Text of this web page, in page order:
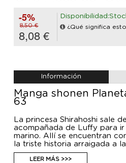
-5%
8,50 €
8,08 €
¿Qué significa
Información
Manga shonen
63
La princesa Shirahoshi sale
acompañada de Luffy para ir
marino. Allí se encuentran
la triste historia arraigada a
pez.
LEER MÁS >>>